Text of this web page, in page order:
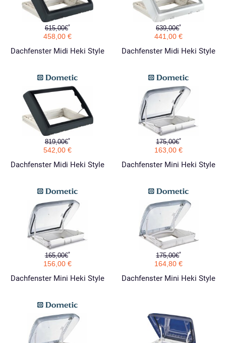
615,00€*
458,00 €
Dachfenster Midi Heki Style
639,00€*
441,00 €
Dachfenster Midi Heki Style
819,00€*
542,00 €
Dachfenster Midi Heki Style
175,00€*
163,00 €
Dachfenster Mini Heki Style
165,00€*
156,00 €
Dachfenster Mini Heki Style
175,00€*
164,80 €
Dachfenster Mini Heki Style